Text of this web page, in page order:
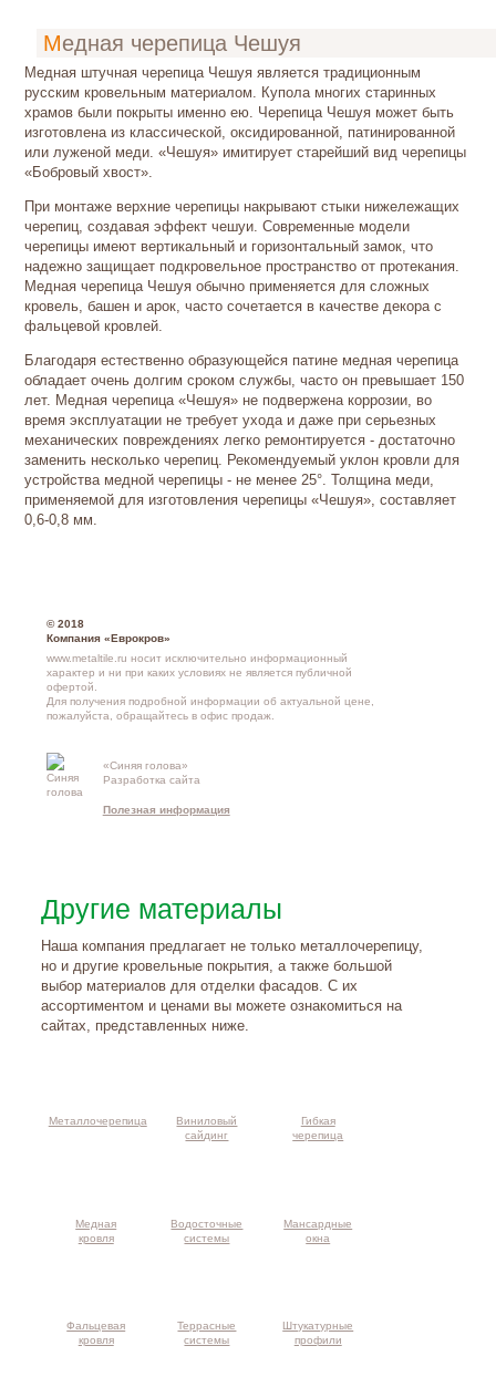
Медная черепица Чешуя
Медная штучная черепица Чешуя является традиционным
русским кровельным материалом. Купола многих старинных
храмов были покрыты именно ею. Черепица Чешуя может быть
изготовлена из классической, оксидированной, патинированной
или луженой меди. «Чешуя» имитирует старейший вид черепицы
«Бобровый хвост».
При монтаже верхние черепицы накрывают стыки нижележащих
черепиц, создавая эффект чешуи. Современные модели
черепицы имеют вертикальный и горизонтальный замок, что
надежно защищает подкровельное пространство от протекания.
Медная черепица Чешуя обычно применяется для сложных
кровель, башен и арок, часто сочетается в качестве декора с
фальцевой кровлей.
Благодаря естественно образующейся патине медная черепица
обладает очень долгим сроком службы, часто он превышает 150
лет. Медная черепица «Чешуя» не подвержена коррозии, во
время эксплуатации не требует ухода и даже при серьезных
механических повреждениях легко ремонтируется - достаточно
заменить несколько черепиц. Рекомендуемый уклон кровли для
устройства медной черепицы - не менее 25°. Толщина меди,
применяемой для изготовления черепицы «Чешуя», составляет
0,6-0,8 мм.
© 2018
Компания «Еврокров»
www.metaltile.ru носит исключительно информационный
характер и ни при каких условиях не является публичной
офертой.
Для получения подробной информации об актуальной цене,
пожалуйста, обращайтесь в офис продаж.
«Синяя голова»
Разработка сайта
Полезная информация
Другие материалы
Наша компания предлагает не только металлочерепицу,
но и другие кровельные покрытия, а также большой
выбор материалов для отделки фасадов. С их
ассортиментом и ценами вы можете ознакомиться на
сайтах, представленных ниже.
Металлочерепица
Виниловый
сайдинг
Гибкая
черепица
Медная
кровля
Водосточные
системы
Мансардные
окна
Фальцевая
кровля
Террасные
системы
Штукатурные
профили